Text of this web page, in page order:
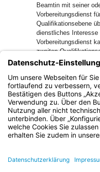
Beamtin mit seiner
Vorbereitungsdienst
Qualifikationsebene
dienstliches Interesse
Vorbereitungsdienst
zweiten
Vorbereitungsdienst
für Beamte und
endgültig nicht
verzichten.
Bayern.de
BayernPortal
Impressum